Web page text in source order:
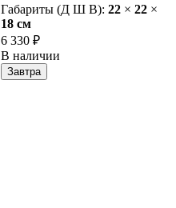
Габариты (Д Ш В): 22 × 22 ×
18 cм
6 330 ₽
В наличии
Завтра